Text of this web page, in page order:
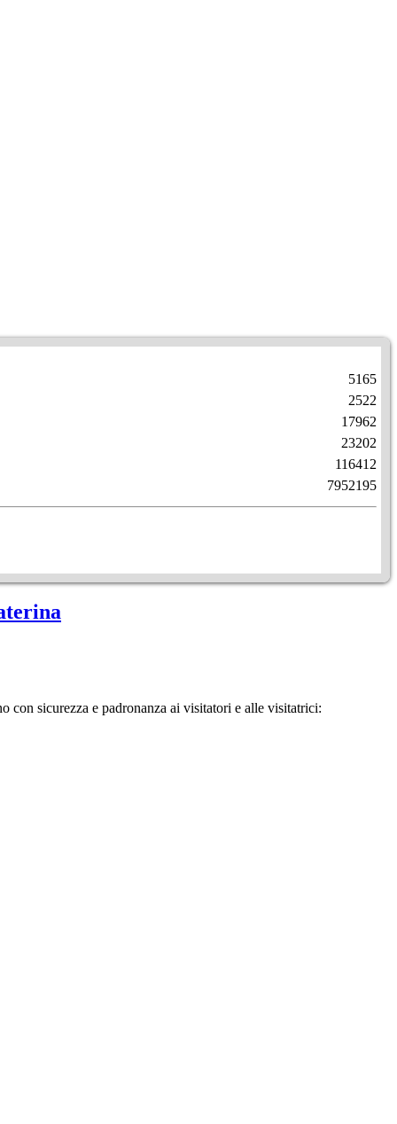
5165
2522
17962
23202
116412
7952195
con sicurezza e padronanza ai visitatori e alle visitatrici: